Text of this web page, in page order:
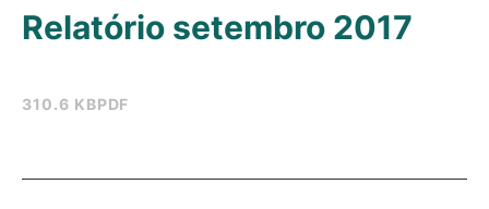
310.6 KBPDF
Relatório setembro 2017